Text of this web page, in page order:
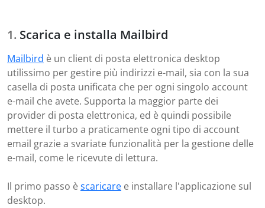
Scarica e installa Mailbird
Mailbird è un client di posta elettronica desktop
utilissimo per gestire più indirizzi e-mail, sia con la sua
casella di posta unificata che per ogni singolo account
e-mail che avete. Supporta la maggior parte dei
provider di posta elettronica, ed è quindi possibile
mettere il turbo a praticamente ogni tipo di account
email grazie a svariate funzionalità per la gestione delle
e-mail, come le ricevute di lettura.
Il primo passo èscaricare e installare l'applicazione sul
desktop.